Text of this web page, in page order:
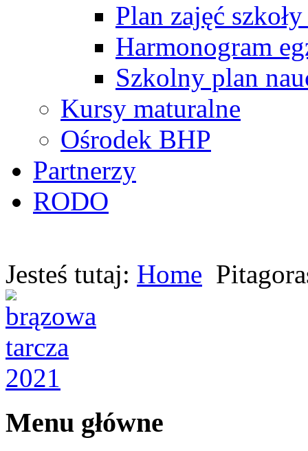
Plan zajęć
Harmonogram
Szkolny plan
Kursy maturalne
Ośrodek BHP
Partnerzy
RODO
Jesteś tutaj: Home
Menu główne